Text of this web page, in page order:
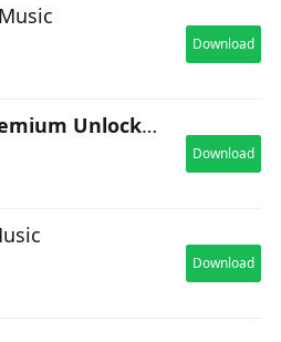
Download
Moises(Premium Unlocked)
Download
Download